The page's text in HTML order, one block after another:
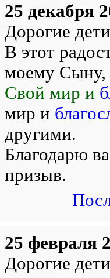
25 декабря
Дорогие
В этот
моему
Свой мир и
мир и
другими.
Благодарю
призыв.
25 февраля
Дорогие